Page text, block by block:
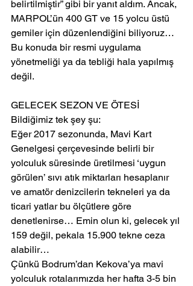
belirtilmiştir” gibi bir yanıt aldım. Ancak,
MARPOL’ün 400 GT ve 15 yolcu üstü
gemiler için düzenlendiğini biliyoruz…
Bu konuda bir resmi uygulama
yönetmeliği ya da tebliği hala yapılmış
değil.
GELECEK SEZON VE ÖTESİ
Bildiğimiz tek şey şu:
Eğer 2017 sezonunda, Mavi Kart
Genelgesi çerçevesinde belirli bir
yolculuk süresinde üretilmesi ‘uygun
görülen’ sıvı atık miktarları hesaplanır
ve amatör denizcilerin tekneleri ya da
ticari yatlar bu ölçütlere göre
denetlenirse… Emin olun ki, gelecek yıl
159 değil, pekala 15.900 tekne ceza
alabilir…
Çünkü Bodrum’dan Kekova’ya mavi
yolculuk rotalarımızda her hafta 3-5 bin